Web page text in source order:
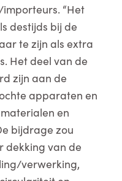
“Het
destijds bij de
te zijn als extra
Het deel van de
zijn aan de
apparaten en
en
bijdrage zou
dekking van de
verwerking,